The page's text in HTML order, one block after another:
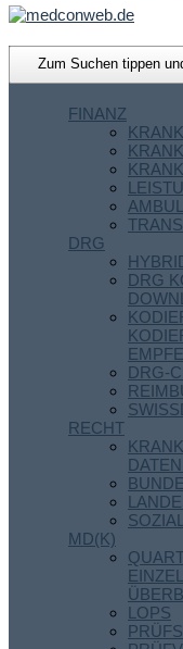
FINANZ
DRG
DRG
DRG-
RECHT
MD(K)
LOPS